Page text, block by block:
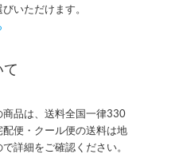
いただけます。
品は、送料全国一律330
便・クール便の送料は地
詳細をご確認ください。